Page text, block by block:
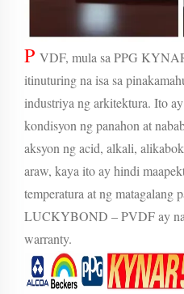
P VDF, mula sa PPG
itinuturing na isa sa
industriya ng arkitektura. Ito
kondisyon ng panahon at
aksyon ng acid, alkali,
araw, kaya ito ay hindi
temperatura at ng matagalang
LUCKYBOND – PVDF ay
warranty.